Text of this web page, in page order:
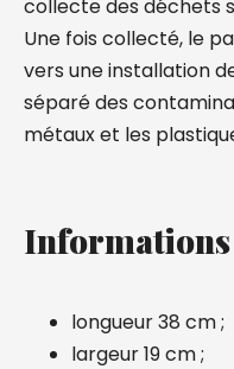
collecte des déchets
Une fois collecté, le
vers une installation
séparé des
métaux et les
longueur 38 cm ;
largeur 19 cm ;
Subscribe and
order
know about our
first order!